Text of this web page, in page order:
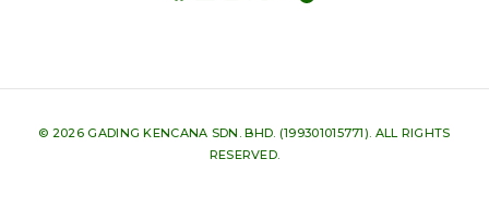
© 2026 GADING KENCANA SDN. BHD. (199301015771). ALL RIGHTS
RESERVED.